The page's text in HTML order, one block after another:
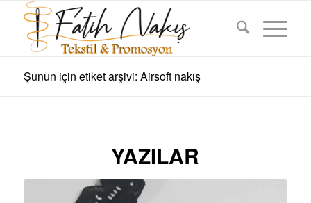
Şunun için etiket arşivi: Airsoft nakış
YAZILAR